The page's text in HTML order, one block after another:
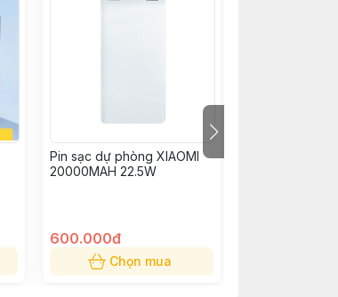
Pin sạc dự phòng XIAOMI
20000MAH 22.5W
600.000đ
Chọn mua